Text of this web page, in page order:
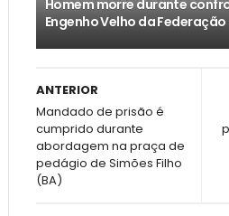
Homem morre durante
Engenho Velho da Federação
ANTERIOR
Mandado de prisão é
cumprido durante
abordagem na praça de
pedágio de Simões Filho
(BA)